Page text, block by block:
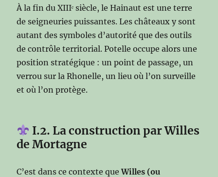
À la fin du XIIIᵉ siècle, le Hainaut est une terre
de seigneuries puissantes. Les châteaux y sont
autant des symboles d’autorité que des outils
de contrôle territorial. Potelle occupe alors une
position stratégique : un point de passage, un
verrou sur la Rhonelle, un lieu où l’on surveille
et où l’on protège.
I.2. La construction par Willes
de Mortagne
C’est dans ce contexte queWilles (ou